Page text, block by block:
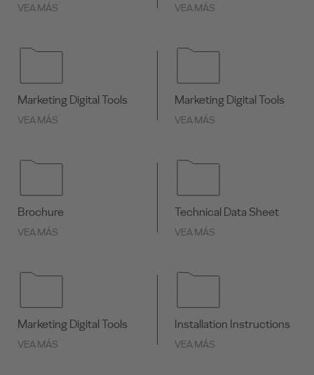
VEA MÁS VEA MÁS
Marketing Digital Tools
VEA MÁS
Marketing Digital Tools
VEA MÁS
Brochure
VEA MÁS
Technical Data Sheet
VEA MÁS
Marketing Digital Tools
VEA MÁS
Installation Instructions
VEA MÁS